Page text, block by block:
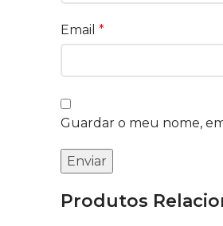
Email *
Guardar o meu nome,
Produtos